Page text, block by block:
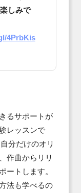
しみで
4PrbKis
るサポートが
レッスンで
分だけのオリ
作曲からリリ
ートします。
法も学べるの